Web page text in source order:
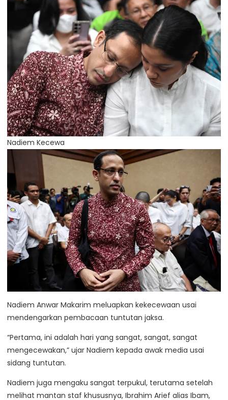
Nadiem Kecewa
Nadiem Anwar Makarim meluapkan kekecewaan usai
mendengarkan pembacaan tuntutan jaksa.
“Pertama, ini adalah hari yang sangat, sangat, sangat
mengecewakan,” ujar Nadiem kepada awak media usai
sidang tuntutan.
Nadiem juga mengaku sangat terpukul, terutama setelah
melihat mantan staf khususnya, Ibrahim Arief alias Ibam,